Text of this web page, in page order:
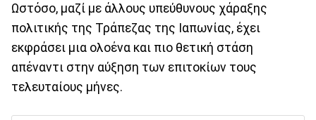
Ωστόσο, μαζί με άλλους υπεύθυνους χάραξης
πολιτικής της Τράπεζας της Ιαπωνίας, έχει
εκφράσει μια ολοένα και πιο θετική στάση
απέναντι στην αύξηση των επιτοκίων τους
τελευταίους μήνες.